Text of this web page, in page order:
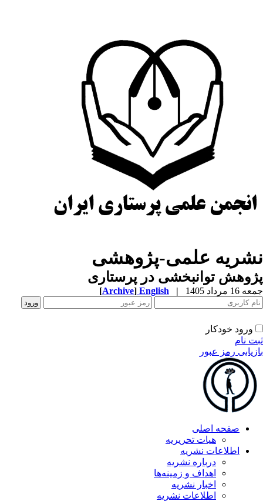
علمی-پژوهشی
توانبخشی در پرستاری
مرداد 1405 |
English
[Archive]
ورود خودکار
نام
رمز عبور
صفحه اصلی
هیات تحریریه
اطلاعات نشریه
درباره نشریه
اهداف و زمینه‌ها
اخبار نشریه
اطلاعات نشریه